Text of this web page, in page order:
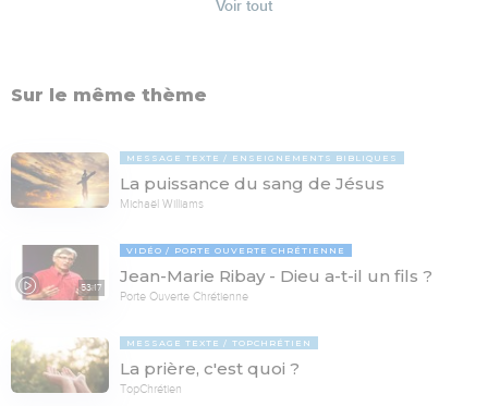
Voir tout
Sur le même thème
MESSAGE TEXTE ENSEIGNEMENTS BIBLIQUES
La puissance du sang de Jésus
Michaël Williams
53:17
VIDÉO PORTE OUVERTE CHRÉTIENNE
Jean-Marie Ribay - Dieu a-t-il un fils ?
Porte Ouverte Chrétienne
MESSAGE TEXTE TOPCHRÉTIEN
La prière, c'est quoi ?
TopChrétien